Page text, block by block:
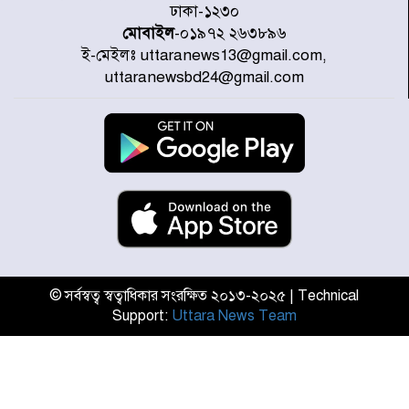
যুক্তরাষ্ট্রে দাবানল নেভাতে গিয়ে
হেলিকপ্টার বিধ্বস্ত, নিহত ১
মজুদদারের সর্বোচ্চ শাস্তি মৃত্যুদণ্ড, তাই
ভেবে মজুদ করবেন : আইনমন্ত্রী
আন্তর্জাতিক আদিবাসী দিবস: রাষ্ট্রের
দায়িত্ব ও দায়বদ্ধতা II – মং এ খেন
যৌথ প্রতিরক্ষা চুক্তি স্বাক্ষর করেছে
সৌদি-তুরস্ক-পাকিস্তান
ঢাকা-১২৩০
মোবাইল-০১৯৭২ ২৬৩৮৯৬
ই-মেইলঃ uttaranews13@gmail.com,
uttaranewsbd24@gmail.com
© সর্বস্বত্ব স্বত্বাধিকার সংরক্ষিত ২০১৩-২০২৫ | Technical
Support: Uttara News Team